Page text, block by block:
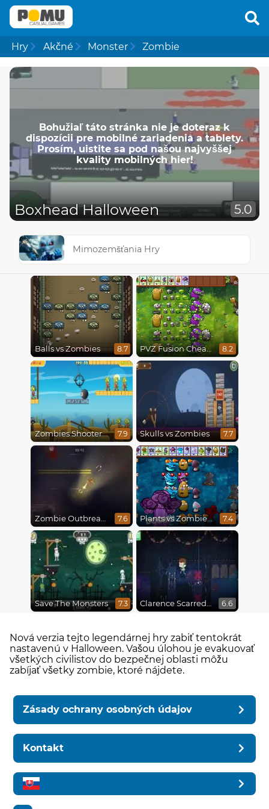
Hry Akčné Monster Zombie
Bohužiaľ táto stránka nie je doteraz k
dispozícii pre mobilné zariadenia a tablety.
Prosím, uistite sa pod našou najvyššej
kvality mobilných hier!
Boxhead Halloween 5.0
Mimozemšťania Hry
Balls vs Zombies 8.7 PVZ Fusion Cheats 8.2
Zombies Shooter 7.9 Skulls vs Zombies 7.7
Zombie Outbreak Arena 7.6 Plants vs Zombies Fusion Mode 7.4
Save The Monsters 7.3 Clarence Scarred Silly 6.6
Nová verzia tejto legendárnej hry zabiť tentokrát
nastavenú v Halloween. Vašou úlohou je evakuovať
všetkých civilistov do bezpečnej oblasti môžu
zabíjať všetky zombie, ktoré nájdete.
Zásady ochrany osobných údajov
Kontakt